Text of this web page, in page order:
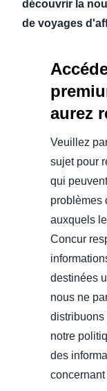
découvrir la
de voyages
aurez
Veuillez
sujet pour
qui
problèmes
auxquels
Concur
destinées
nous ne
distribuons
notre
des